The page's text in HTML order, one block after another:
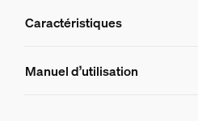
Caractéristiques
Caractéristiques
Manuel d’utilisation